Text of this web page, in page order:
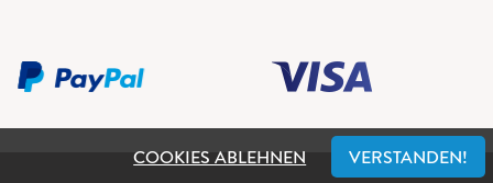
COOKIES ABLEHNEN VERSTANDEN!